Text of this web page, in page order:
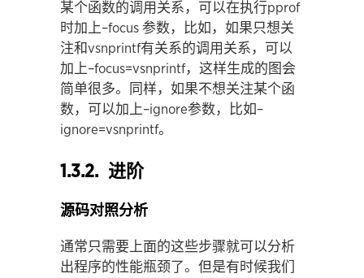
某个函数的调用关系，可以在执行pprof
时加上–focus 参数，比如，如果只想关
注和vsnprintf有关系的调用关系，可以
加上–focus=vsnprintf，这样生成的图会
简单很多。同样，如果不想关注某个函
数，可以加上–ignore参数，比如–
ignore=vsnprintf。
1.3.2. 进阶
源码对照分析
通常只需要上面的这些步骤就可以分析
出程序的性能瓶颈了。但是有时候我们